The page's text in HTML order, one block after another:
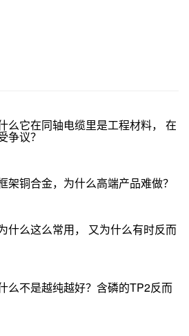
么它在同轴电缆里是工程材料， 在
争议？
架铜合金，为什么高端产品难做？
什么这么常用， 又为什么有时反而
么不是越纯越好？含磷的TP2反而